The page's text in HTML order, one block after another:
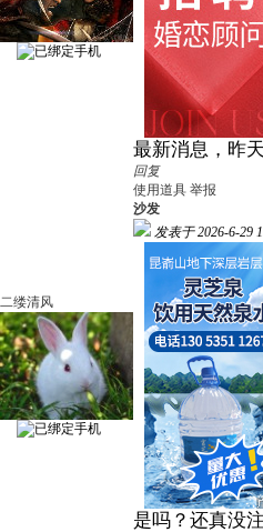
最新消息，昨
回复
使用道具 举报
二缕清风
沙发
发表于 2026-6-29
是吗？还真没